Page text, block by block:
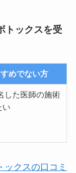
トックスを受
めでない方
した医師の施術
い
ックスの口コミ